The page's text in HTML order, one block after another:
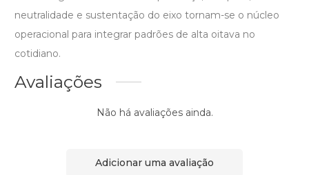
neutralidade e sustentação do eixo tornam-se o núcleo
operacional para integrar padrões de alta oitava no
cotidiano.
Avaliações
Não há avaliações ainda.
Adicionar uma avaliação